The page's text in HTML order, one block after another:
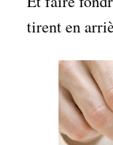
tirent en